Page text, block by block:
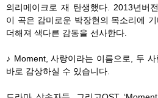
의리메이크로 재 탄생했다. 2013년버
이 곡은 감미로운 박장현의 목소리에
더해져 색다른 감동을 선사한다.
♪ Moment, 사랑이라는 이름으로, 두
바로 감상하실 수 있습니다.